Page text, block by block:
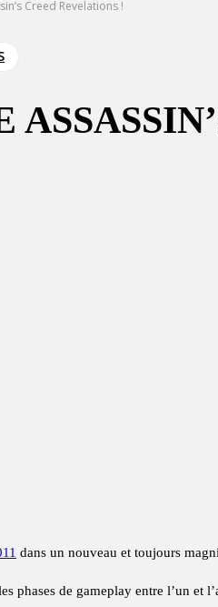
Creed Revelations !
dans un nouveau et toujours
phases de gameplay entre l’un et